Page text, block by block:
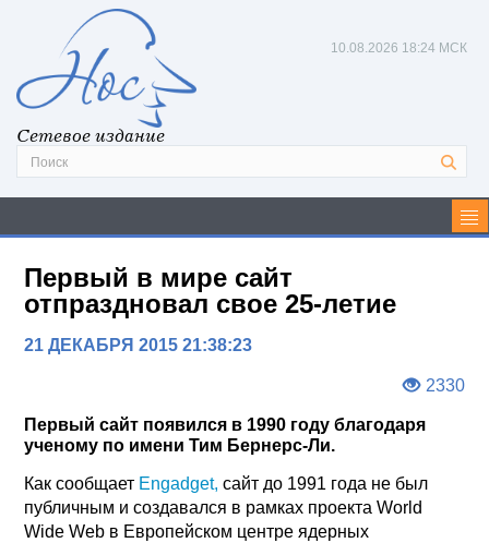
Сетевое издание
10.08.2026 18:24 МСК
Первый в мире сайт
отпраздновал свое 25-летие
21 ДЕКАБРЯ 2015 21:38:23
2330
Первый сайт появился в 1990 году благодаря
ученому по имени Тим Бернерс-Ли.
Как сообщает Engadget, сайт до 1991 года не был
публичным и создавался в рамках проекта World
Wide Web в Европейском центре ядерных